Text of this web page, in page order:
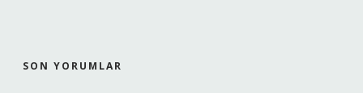
SON YORUMLAR